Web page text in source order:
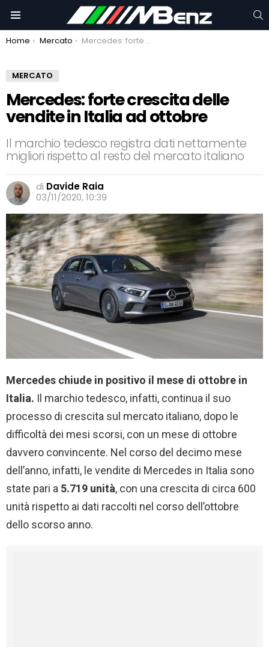
You are here:
Home Mercato Mercedes: forte crescita delle vendite in Italia ad ottobre
MERCATO
Mercedes: forte crescita delle
vendite in Italia ad ottobre
Il marchio tedesco registra dati nettamente
migliori rispetto al resto del mercato italiano
di Davide Raia
03/11/2020, 10:39
Mercedes chiude in positivo il mese di ottobre in
Italia. Il marchio tedesco, infatti, continua il suo
processo di crescita sul mercato italiano, dopo le
difficoltà dei mesi scorsi, con un mese di ottobre
davvero convincente. Nel corso del decimo mese
dell’anno, infatti, le vendite di Mercedes in Italia sono
state pari a 5.719 unità, con una crescita di circa 600
unità rispetto ai dati raccolti nel corso dell’ottobre
dello scorso anno.